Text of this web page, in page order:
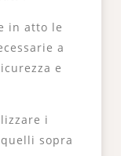
in atto le
a
e
i
sopra